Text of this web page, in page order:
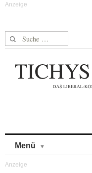
Suche nach:
Menü